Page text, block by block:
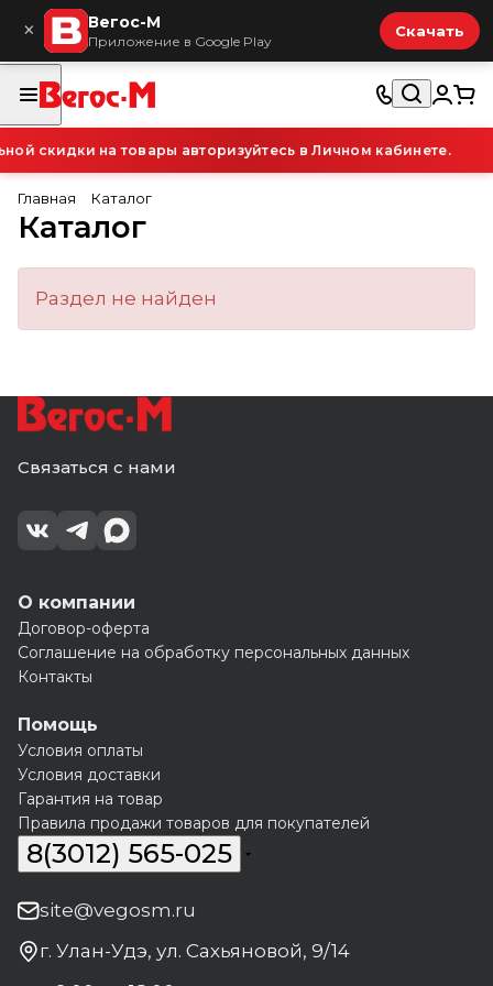
× Вегос-М
Приложение в Google Play
Скачать
скидки на товары авторизуйтесь в Личном кабинете.
Главная Каталог
Каталог
Раздел не найден
Связаться с нами
О компании
Договор-оферта
Соглашение на обработку персональных данных
Контакты
Помощь
Условия оплаты
Условия доставки
Гарантия на товар
Правила продажи товаров для покупателей
8(3012) 565-025
site@vegosm.ru
г. Улан-Удэ, ул. Сахьяновой, 9/14